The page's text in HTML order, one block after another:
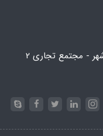
تهران - جاده امام رضا - شهرک خاورشهر - مجتمع تجاری 2